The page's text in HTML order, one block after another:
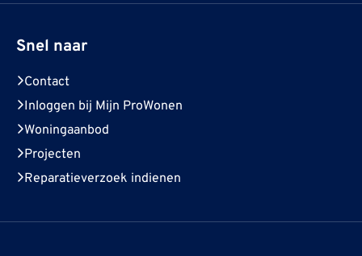
Snel naar
Contact
Inloggen bij Mijn ProWonen
Woningaanbod
Projecten
Reparatieverzoek indienen